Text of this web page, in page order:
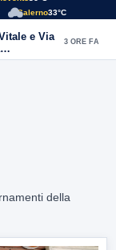
Salerno33°C
e Via
3 ORE FA
della